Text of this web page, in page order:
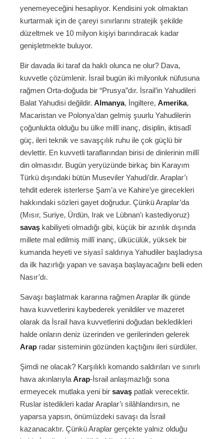
yenemeyeceğini hesaplıyor. Kendisini yok olmaktan
kurtarmak için de çareyi sınırlarını stratejik şekilde
düzeltmek ve 10 milyon kişiyi barındıracak kadar
genişletmekte buluyor.
Bir davada iki taraf da haklı olunca ne olur? Dava,
kuvvetle çözümlenir. İsrail bugün iki milyonluk nüfusuna
rağmen Orta-doğuda bir “Prusya”dır. İsrail’in Yahudileri
Balat Yahudisi değildir. Almanya, İngiltere, Amerika,
Macaristan ve Polonya’dan gelmiş şuurlu Yahudilerin
çoğunlukta olduğu bu ülke millî inanç, disiplin, iktisadî
güç, ileri teknik ve savaşçılık ruhu ile çok güçlü bir
devlettir. En kuvvetli taraflarından birisi de dinlerinin millî
din olmasıdır. Bugün yeryüzünde birkaç bin Karayım
Türkü dışındaki bütün Museviler Yahudi’dir. Araplar’ı
tehdit ederek isterlerse Şam’a ve Kahire’ye girecekleri
hakkındaki sözleri gayet doğrudur. Çünkü Araplar’da
(Mısır, Suriye, Ürdün, Irak ve Lübnan’ı kastediyoruz)
savaş kabiliyeti olmadığı gibi, küçük bir azınlık dışında
millete mal edilmiş millî inanç, ülkücülük, yüksek bir
kumanda heyeti ve siyasî saldırıya Yahudiler başladıysa
da ilk hazırlığı yapan ve savaşa başlayacağını belli eden
Nasır’dı.
Savaşı başlatmak kararına rağmen Araplar ilk günde
hava kuvvetlerini kaybederek yenildiler ve mazeret
olarak da İsrail hava kuvvetlerini doğudan bekledikleri
halde onların deniz üzerinden ve gerilerinden gelerek
Arap radar sisteminin gözünden kaçtığını ileri sürdüler.
Şimdi ne olacak? Karşılıklı komando saldırıları ve sınırlı
hava akınlarıyla Arap-İsrail anlaşmazlığı sona
ermeyecek mutlaka yeni bir savaş patlak verecektir.
Ruslar istedikleri kadar Araplar’ı silâhlandırsın, ne
yaparsa yapsın, önümüzdeki savaşı da İsrail
kazanacaktır. Çünkü Araplar gerçekte yalnız olduğu